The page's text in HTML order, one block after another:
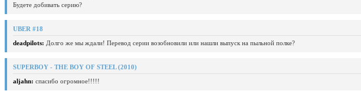
Будете добивать серию?
UBER #18
deadpilots: Долго же мы ждали! Перевод серии возобновили или нашли выпуск на пыльной полке?
SUPERBOY - THE BOY OF STEEL (2010)
aljahn: спасибо огромное!!!!!